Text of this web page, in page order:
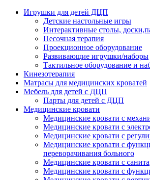
Игрушки для детей ДЦП
Детские настольные игры
Интерактивные столы,
Песочная терапия
Проекционное оборудование
Развивающие игрушки/наборы
Тактильное оборудование и
Кинезотерапия
Матрасы для медицинских кроватей
Мебель для детей с ДЦП
Парты для детей с ДЦП
Медицинские кровати
Медицинские кровати с
Медицинские кровати с
Медицинские кровати с
Медицинские кровати с
переворачивания больного
Медицинские кровати с
Медицинские кровати с